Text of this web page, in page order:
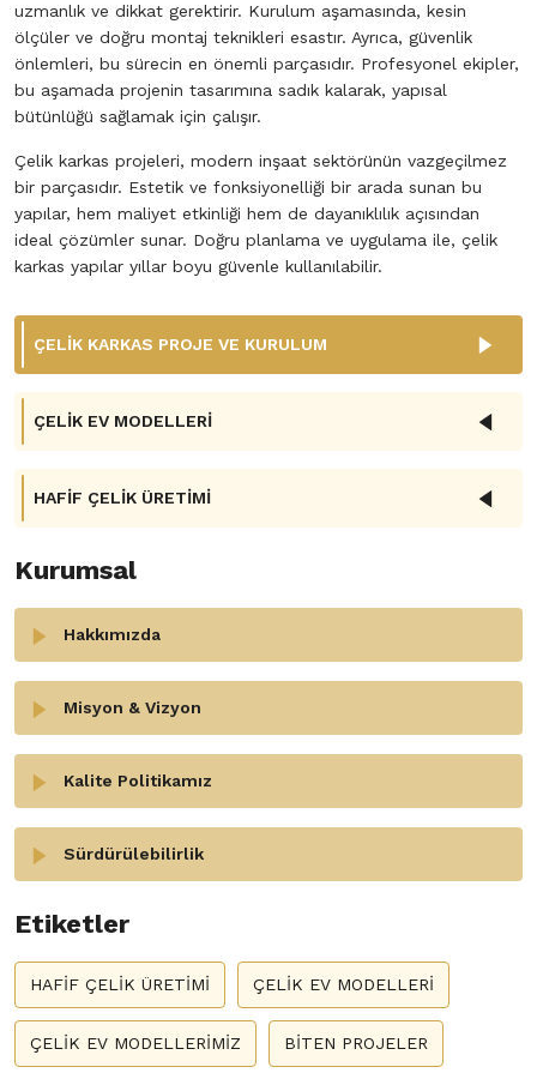
uzmanlık ve dikkat gerektirir. Kurulum aşamasında, kesin
ölçüler ve doğru montaj teknikleri esastır. Ayrıca, güvenlik
önlemleri, bu sürecin en önemli parçasıdır. Profesyonel ekipler,
bu aşamada projenin tasarımına sadık kalarak, yapısal
bütünlüğü sağlamak için çalışır.
Çelik karkas projeleri, modern inşaat sektörünün vazgeçilmez
bir parçasıdır. Estetik ve fonksiyonelliği bir arada sunan bu
yapılar, hem maliyet etkinliği hem de dayanıklılık açısından
ideal çözümler sunar. Doğru planlama ve uygulama ile, çelik
karkas yapılar yıllar boyu güvenle kullanılabilir.
ÇELİK KARKAS PROJE VE KURULUM
ÇELİK EV MODELLERİ
HAFİF ÇELİK ÜRETİMİ
Kurumsal
Hakkımızda
Misyon & Vizyon
Kalite Politikamız
Sürdürülebilirlik
Etiketler
HAFİF ÇELİK ÜRETİMİ ÇELİK EV MODELLERİ
ÇELİK EV MODELLERİMİZ BİTEN PROJELER